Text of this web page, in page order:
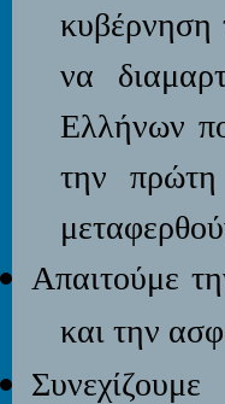
κυβέρνηση
να
Ελλήνων
την
Απαιτούμε
και την